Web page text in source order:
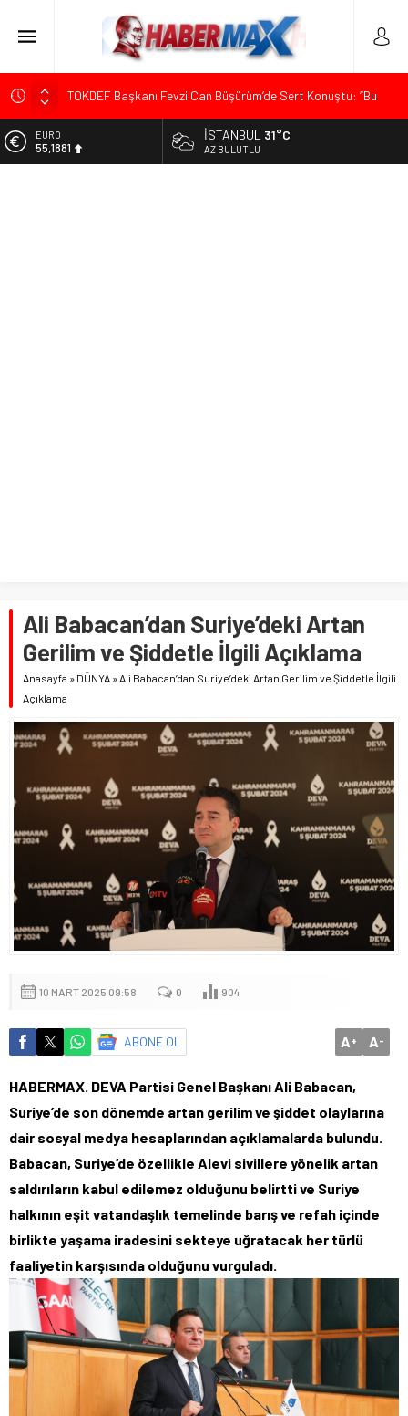
TOKDEF Başkanı Fevzi Can Büşürüm’de Sert Konuştu: “Bu
Çevrecik Büşürüm Yayla Şenliği’nde Siyaset ve Memleket
ALTIN
6.660,55
İSTANBUL 31°C
AZ BULUTLU
Ali Babacan’dan Suriye’deki Artan
Gerilim ve Şiddetle İlgili Açıklama
Anasayfa » DÜNYA »Ali Babacan’dan Suriye’deki Artan Gerilim ve Şiddetle İlgili
Açıklama
10 MART 2025 09:58 0 904
ABONE OL A+ A-
HABERMAX. DEVA Partisi Genel Başkanı Ali Babacan,
Suriye’de son dönemde artan gerilim ve şiddet olaylarına
dair sosyal medya hesaplarından açıklamalarda bulundu.
Babacan, Suriye’de özellikle Alevi sivillere yönelik artan
saldırıların kabul edilemez olduğunu belirtti ve Suriye
halkının eşit vatandaşlık temelinde barış ve refah içinde
birlikte yaşama iradesini sekteye uğratacak her türlü
faaliyetin karşısında olduğunu vurguladı.